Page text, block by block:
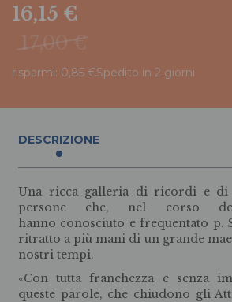
17,00 €
16,15 €
risparmi: 0,85 €Spedito in 2 giorni
DESCRIZIONE
Una ricca galleria di ricordi e di
persone che, nel corso
hanno conosciuto e frequentato p.
ritratto a più mani di un grande
nostri tempi.
«Con tutta franchezza e senza
queste parole, che chiudono gli